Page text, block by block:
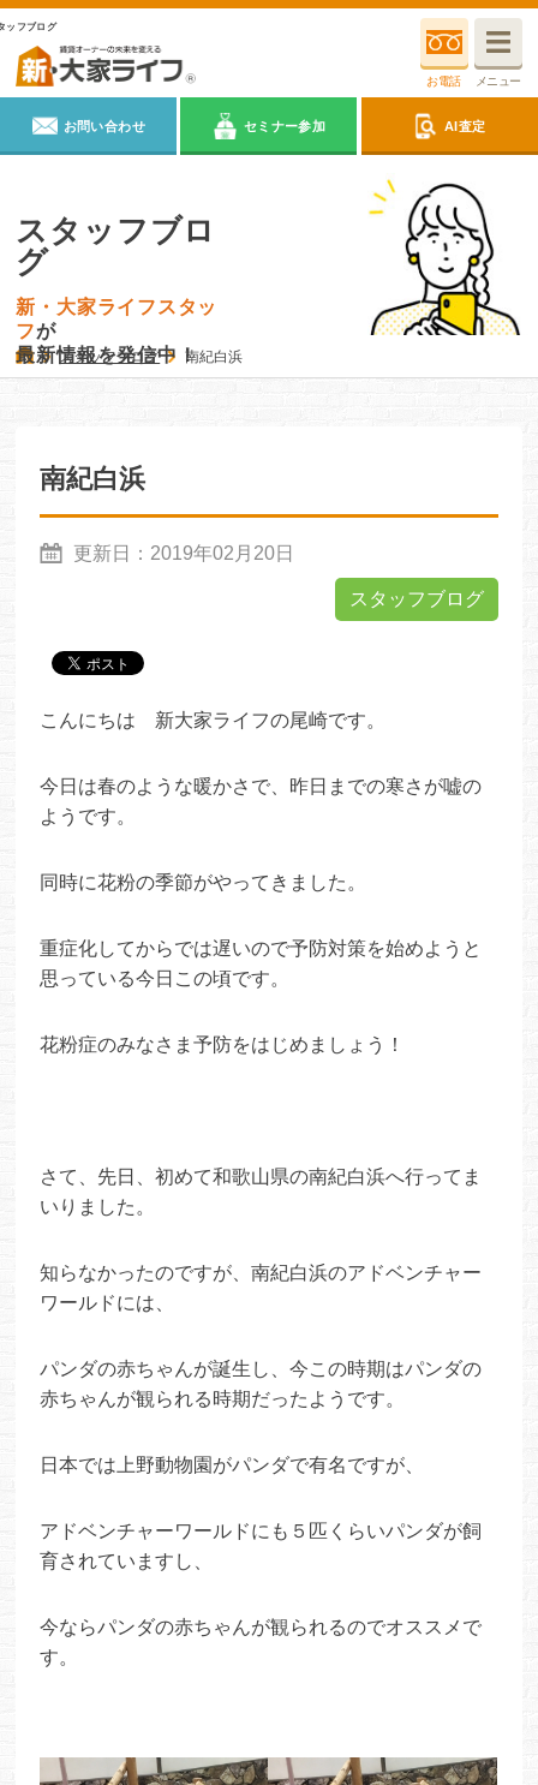
ッフブログ
お電話 メニュー
お問い合わせ セミナー参加 AI査定
スタッフブロ
グ
新・大家ライフスタッ
フが
最新情報を発信中！
スタッフブログ 南紀白浜
南紀白浜
更新日： 2019年02月20日
スタッフブログ
こんにちは 新大家ライフの尾崎です。
今日は春のような暖かさで、昨日までの寒さが嘘の
ようです。
同時に花粉の季節がやってきました。
重症化してからでは遅いので予防対策を始めようと
思っている今日 この頃です。
花粉症のみなさま予防をはじめましょう！
さて、先日、初めて和歌山県の南紀白浜へ行ってま
いりました。
知らなかったのですが、南紀白浜のアドベンチャー
ワールドには、
パンダの赤ちゃんが誕生し、今この時期はパンダの
赤ちゃんが観られる時期だったようです。
日本では上野動物園がパンダで有名ですが、
アドベンチャーワールドにも５匹くらいパンダが飼
育されています し、
今ならパンダの赤ちゃんが観られるのでオススメで
す。